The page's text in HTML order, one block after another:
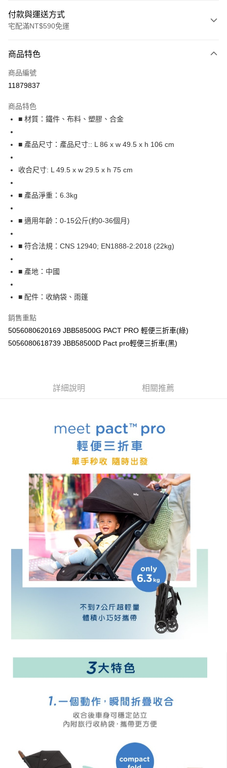
付款與運送方式
宅配滿NT$590免運
信用卡一次付款
LINE Pay
街口支付
悠遊付
AFTEE先享後付
相關說明
【關於「AFTEE先享後付」】
AFTEE先享後付是「在收到商品之後才付款」的支付方式。 讓您購物簡單
１．簡單：不需註冊會員、不需綁卡、不需儲值。
２．便利：只要手機號碼，簡訊認證，即可結帳。
３．安心：先確認商品／服務後，再付款。
【「AFTEE先享後付」結帳流程】
１．於結帳方式選擇「AFTEE先享後付」後，將跳轉至「AFTEE先享後付」
３．收到繳費通知簡訊後14天內，點擊此簡訊中的連結，可透過四大超商／
※ 請注意：結帳手續完成當下不需立刻繳費，但若您需要取消訂單，請聯絡
後付繳納相關費用。
※ 交易是否成功請以「AFTEE先享後付 」之結帳頁面顯示為準，若有關於
１．透過由恩沛科技股份有限公司提供之「AFTEE先享後付」服務完成之交
https://aftee.tw/terms/#terms3
３．未成年的使用者請事先徵得法定代理人或監護人之同意方可使用
「AFTEE先享後付」，若未經同意申辦者引起之損失，本公司不負相關責
４．使用「AFTEE先享後付」時，將依據個別帳號之用戶狀況，依本公司即
請求用戶進行身份認證。
５．嚴禁一人註冊多個帳號或使用他人資訊註冊。若發現惡意使用之情形，
恩沛科技股份有限公司將有權停止該用戶之使用額度並採取法律行動。
宅配
每筆NT$100，滿NT$590(含以上)免運費
每筆NT$150，滿NT$890(含以上)免運費
商品特色
商品編號
11879837
商品特色
■ 材質：鐵件、布料、塑膠、合金
■ 產品尺寸：產品尺寸:: L 86 x w 49.5 x h 106 cm
收合尺寸: L 49.5 x w 29.5 x h 75 cm
■ 產品淨重：6.3kg
■ 適用年齡：0-15公斤(約0-36個月)
■ 符合法規：CNS 12940; EN1888-2:2018 (22kg)
■ 產地：中國
■ 配件：收納袋、雨篷
銷售重點
5056080620169 JBB58500G PACT PRO 輕便三折車(綠)
5056080618739 JBB58500D Pact pro輕便三折車(黑)
詳細說明 相關推薦